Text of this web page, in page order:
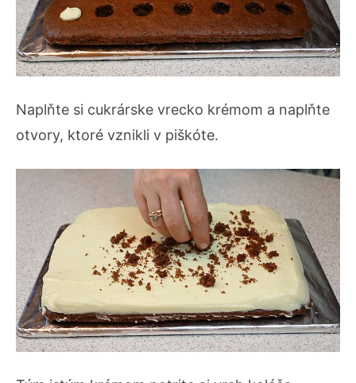
Naplňte si cukrárske vrecko krémom a naplňte
otvory, ktoré vznikli v piškóte.